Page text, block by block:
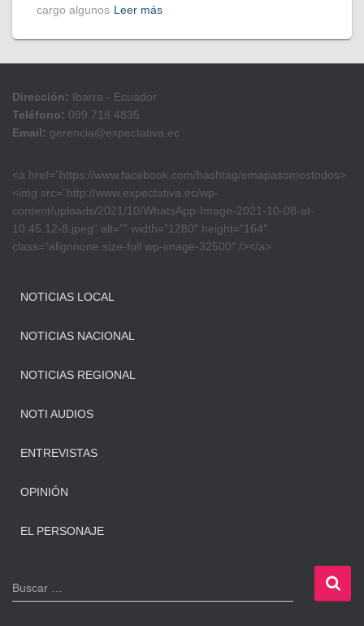
cargo algunos Leer más
Dirección: Ibarra - Ecuador
Teléfono: 099 718 4835
Email: gerencia@expectativa.ec
<a href=”https://www.facebook.com/hashtag/emapasomostodos>
<img src=”http://www.expectativa.ec/wp-
content/uploads/2021/10/WhatsApp-Image-2021-10-08-at-
10.45.12-8.jpeg” alt=”” width=”1280″ height=”164″
class=”alignnone size-full wp-image-32500″ /></a>
NOTICIAS LOCAL
NOTICIAS NACIONAL
NOTICIAS REGIONAL
NOTI AUDIOS
ENTREVISTAS
OPINIÓN
EL PERSONAJE
B
u
Buscar …